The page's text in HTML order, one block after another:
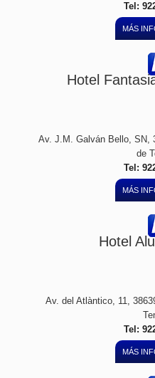
Tel:
MÁS
Hotel
Av. J.M. Galván Bello, SN,
de
Tel:
MÁS
Hotel
Av. del Atlàntico, 11,
Tel:
MÁS